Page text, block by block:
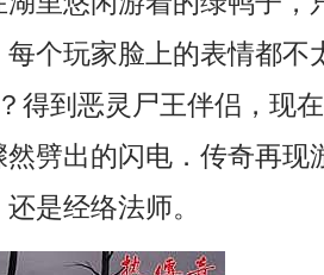
个玩家脸上的表情都不
得到恶灵尸王伴侣，现
然劈出的闪电．传奇再
是经络法师。